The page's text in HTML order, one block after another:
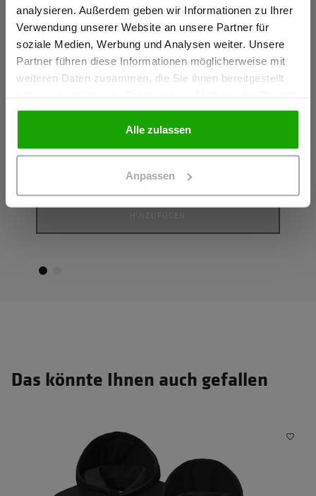
analysieren. Außerdem geben wir Informationen zu Ihrer
Verwendung unserer Website an unsere Partner für
soziale Medien, Werbung und Analysen weiter. Unsere
Partner führen diese Informationen möglicherweise mit
weiteren Daten zusammen, die Sie ihnen bereitgestellt
gesammelt haben.
Alle zulassen
Anpassen
Lieblings Hoody Unisex
Das könnte Ihnen auch gefallen
Ich bestätige, dass ich Gewerbetreibender bin. Alle
Preise werden netto ausgewiesen.